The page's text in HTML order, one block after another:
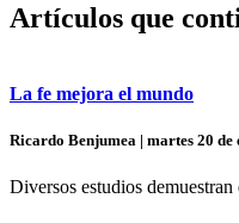
Artículos que
La fe mejora el mundo
Ricardo Benjumea | martes 20 de
Diversos estudios